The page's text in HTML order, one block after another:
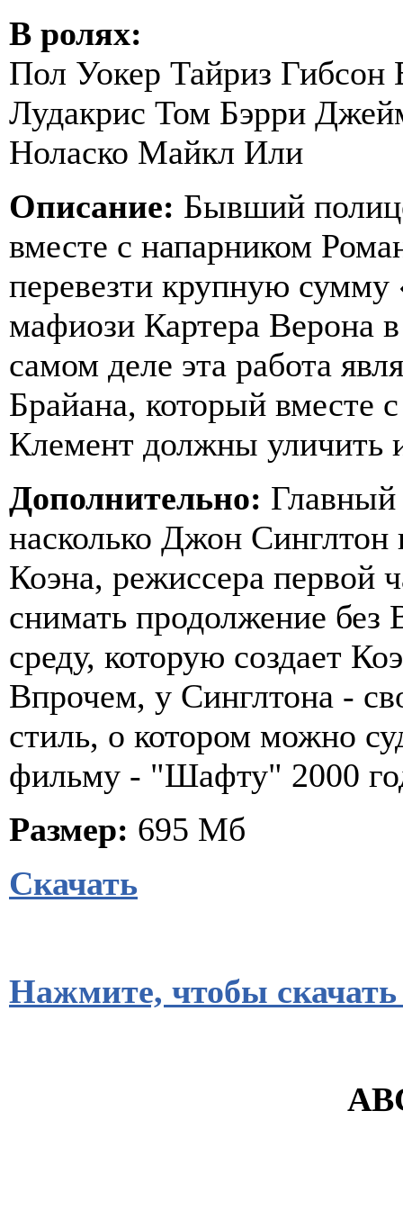
В ролях:
Пол Уокер Тайриз Гибсон
Лудакрис Том Бэрри
Ноласко Майкл Или
Описание: Бывший
вместе с напарником
перевезти крупную сумму
мафиози Картера Верона
самом деле эта работа
Брайана, который вместе
Клемент должны уличить
Дополнительно:
насколько Джон Синглтон
Коэна, режиссера первой
снимать продолжение
среду, которую создает
Впрочем, у Синглтона -
стиль, о котором можно
фильму - "Шафту" 2000
Размер: 695 Мб
Скачать
Нажмите, чтобы